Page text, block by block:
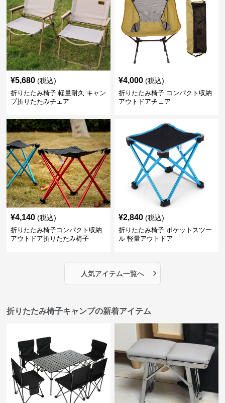
¥5,680 (税込)
折りたたみ椅子 軽量耐久 キャン
プ折りたたみチェア
¥4,000 (税込)
折りたたみ椅子 コンパクト収納
アウトドアチェア
¥4,140 (税込)
折りたたみ椅子コンパクト収納
アウトドア折りたたみ椅子
¥2,840 (税込)
折りたたみ椅子 ポケットスツー
ル 軽量アウトドア
人気アイテム一覧へ ›
折りたたみ椅子キャンプの新着アイテム